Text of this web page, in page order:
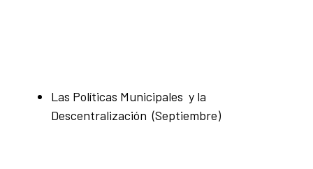
Las Políticas Municipales y la
Descentralización (Septiembre)